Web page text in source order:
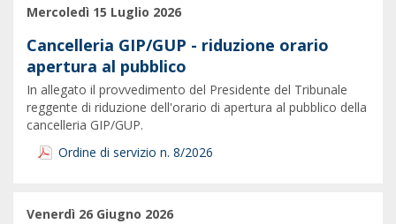
Mercoledì 15 Luglio 2026
Cancelleria GIP/GUP - riduzione orario
apertura al pubblico
In allegato il provvedimento del Presidente del Tribunale
reggente di riduzione dell'orario di apertura al pubblico della
cancelleria GIP/GUP.
Ordine di servizio n. 8/2026
Venerdì 26 Giugno 2026